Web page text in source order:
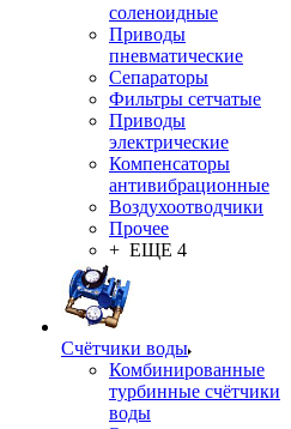
соленоидные
Приводы
пневматические
Сепараторы
Фильтры сетчатые
Приводы
электрические
Компенсаторы
антивибрационные
Воздухоотводчики
Прочее
+ ЕЩЕ 4
Счётчики воды
Комбинированные
турбинные счётчики
воды